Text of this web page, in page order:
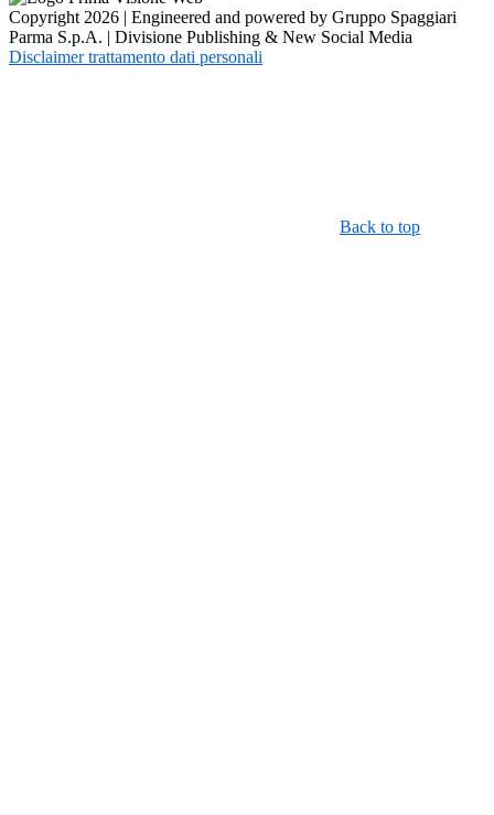
Copyright 2026 | Engineered and powered by Gruppo Spaggiari
Parma S.p.A. | Divisione Publishing & New Social Media
Disclaimer trattamento dati personali
Back to top